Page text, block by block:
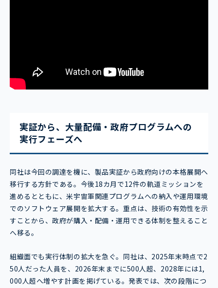
実証から、大量配備・政府プログラムへの
実行フェーズへ
同社は今回の調達を機に、製品実証から政府向けの本格展開へ
移行する方針である。今後18カ月で12件の軌道ミッションを
進めるとともに、米宇宙軍関連プログラムへの納入や運用環境
でのソフトウェア展開を拡大する。重点は、技術の有効性を示
すことから、政府が購入・配備・運用できる体制を整えること
へ移る。
組織面でも実行体制の拡大を急ぐ。同社は、2025年末時点で2
50人だった人員を、2026年末までに500人超、2028年には1,
000人超へ増やす計画を掲げている。発表では、次の段階につ